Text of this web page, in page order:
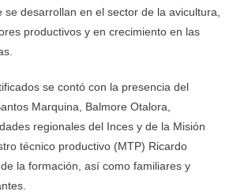
desarrollan en el sector de la avicultura,
productivos y en crecimiento en las
se contó con la presencia del
Marquina, Balmore Otalora,
regionales del Inces y de la Misión
técnico productivo (MTP) Ricardo
la formación, así como familiares y